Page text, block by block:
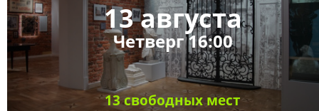
13 августа
Четверг 16:00
13 свободных мест